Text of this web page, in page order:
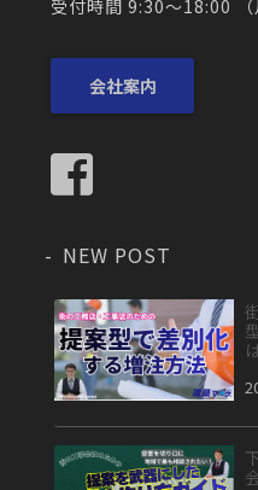
受付時間 9:30～18:00 （
会社案内
NEW POST